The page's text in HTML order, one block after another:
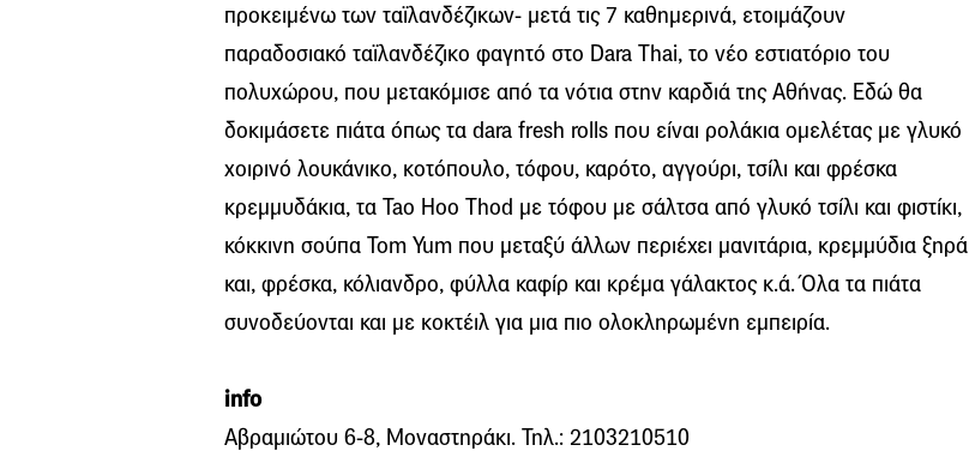
προκειμένω των ταϊλανδέζικων- μετά τις 7 καθημερινά, ετοιμάζουν
παραδοσιακό ταϊλανδέζικο φαγητό στο Dara Thai, το νέο εστιατόριο του
πολυχώρου, που μετακόμισε από τα νότια στην καρδιά της Αθήνας. Εδώ θα
δοκιμάσετε πιάτα όπως τα dara fresh rolls που είναι ρολάκια ομελέτας με γλυκό
χοιρινό λουκάνικο, κοτόπουλο, τόφου, καρότο, αγγούρι, τσίλι και φρέσκα
κρεμμυδάκια, τα Tao Hoo Thod με τόφου με σάλτσα από γλυκό τσίλι και φιστίκι,
κόκκινη σούπα Tom Yum που μεταξύ άλλων περιέχει μανιτάρια, κρεμμύδια ξηρά
και, φρέσκα, κόλιανδρο, φύλλα καφίρ και κρέμα γάλακτος κ.ά. Όλα τα πιάτα
συνοδεύονται και με κοκτέιλ για μια πιο ολοκληρωμένη εμπειρία.
info
Αβραμιώτου 6-8, Μοναστηράκι. Τηλ.: 2103210510